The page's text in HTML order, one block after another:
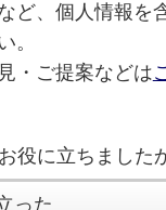
ど、個人情報を
。
・ご提案などは
役に立ちました
った